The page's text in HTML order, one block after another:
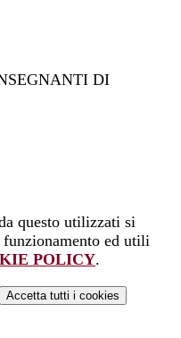
DI
questo utilizzati si
ed utili
POLICY.
Accetta tutti i cookies